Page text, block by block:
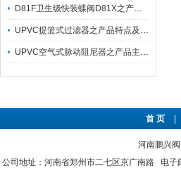
D81F卫生级快装蝶阀D81X之产品特点参数
UPVC提篮式过滤器之产品特点及安装维护
UPVC空气式脉动阻尼器之产品主要功能及应用
首 页
河南鹏兴
公司地址：河南省郑州市二七区京广南路 电